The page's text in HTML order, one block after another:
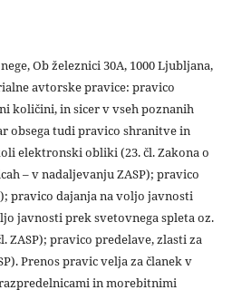
Ob železnici 30A, 1000 Ljubljana,
avtorske pravice: pravico
količini, in sicer v vseh poznanih
obsega tudi pravico shranitve in
elektronski obliki (23. čl. Zakona o
– v nadaljevanju ZASP); pravico
pravico dajanja na voljo javnosti
javnosti prek svetovnega spleta oz.
ZASP); pravico predelave, zlasti za
Prenos pravic velja za članek v
in morebitnimi